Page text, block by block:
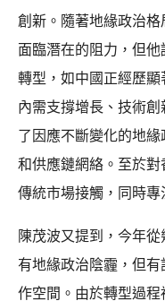
創新。隨著地緣政治
面臨潛在的阻力，但
轉型，如中國正經歷顯
內需支撐增長、技術
了因應不斷變化的地
和供應鏈網絡。至於
傳統市場接觸，同時專
陳茂波又提到，今年
有地緣政治陰霾，但
作空間。由於轉型過